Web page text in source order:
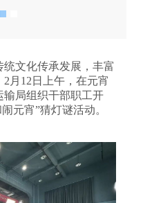
文化传承发展，丰富
月12日上午，在元宵
输局组织干部职工开
元宵”猜灯谜活动。